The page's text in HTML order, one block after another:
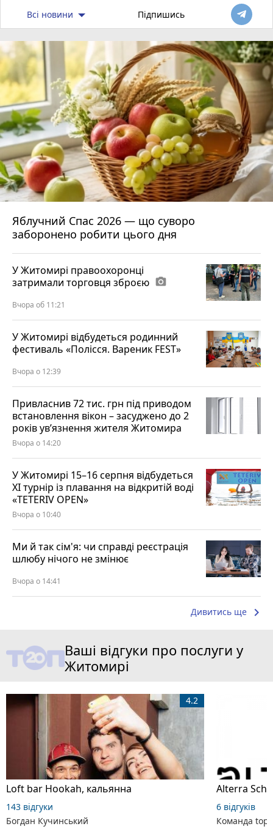
Всі новини Підпишись
Яблучний Спас 2026 — що суворо
заборонено робити цього дня
У Житомирі правоохоронці
затримали торговця зброєю photo_camera
Вчора об 11:21
У Житомирі відбудеться родинний
фестиваль «Полісся. Вареник FEST»
Вчора о 12:39
Привласнив 72 тис. грн під приводом
встановлення вікон – засуджено до 2
років ув’язнення жителя Житомира
Вчора о 14:20
У Житомирі 15–16 серпня відбудеться
XI турнір із плавання на відкритій воді
«TETERIV OPEN»
Вчора о 10:40
Ми й так сім'я: чи справді реєстрація
шлюбу нічого не змінює
Вчора о 14:41
Дивитись ще keyboard_arrow_right
Ваші відгуки про послуги у
Житомирі
Loft bar Hookah, кальянна
4.2
143 відгуки
Богдан Кучинський
6 відгуків
Команда